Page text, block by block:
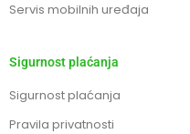
Servis mobilnih uređaja
Sigurnost plaćanja
Sigurnost plaćanja
Pravila privatnosti